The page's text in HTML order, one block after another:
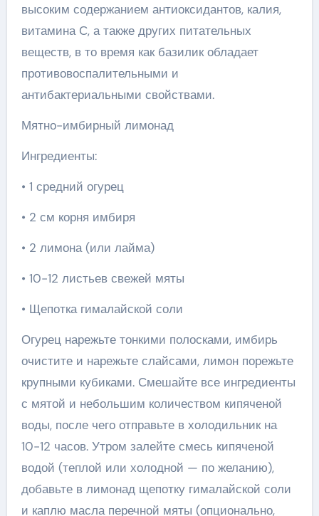
высоким содержанием антиоксидантов, калия,
витамина С, а также других питательных
веществ, в то время как базилик обладает
противовоспалительными и
антибактериальными свойствами.
Мятно-имбирный лимонад
Ингредиенты:
• 1 средний огурец
• 2 см корня имбиря
• 2 лимона (или лайма)
• 10-12 листьев свежей мяты
• Щепотка гималайской соли
Огурец нарежьте тонкими полосками, имбирь
очистите и нарежьте слайсами, лимон порежьте
крупными кубиками. Смешайте все ингредиенты
с мятой и небольшим количеством кипяченой
воды, после чего отправьте в холодильник на
10-12 часов. Утром залейте смесь кипяченой
водой (теплой или холодной — по желанию),
добавьте в лимонад щепотку гималайской соли
и каплю масла перечной мяты (опционально,